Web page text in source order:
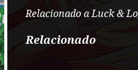
Relacionado a Luck &
Relacionado